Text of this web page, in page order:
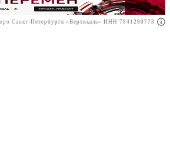
РекламаООО "Право.ру" ИНН: 7704835288
Санкт-Петербурга «Вертикаль» ИНН 7841290773